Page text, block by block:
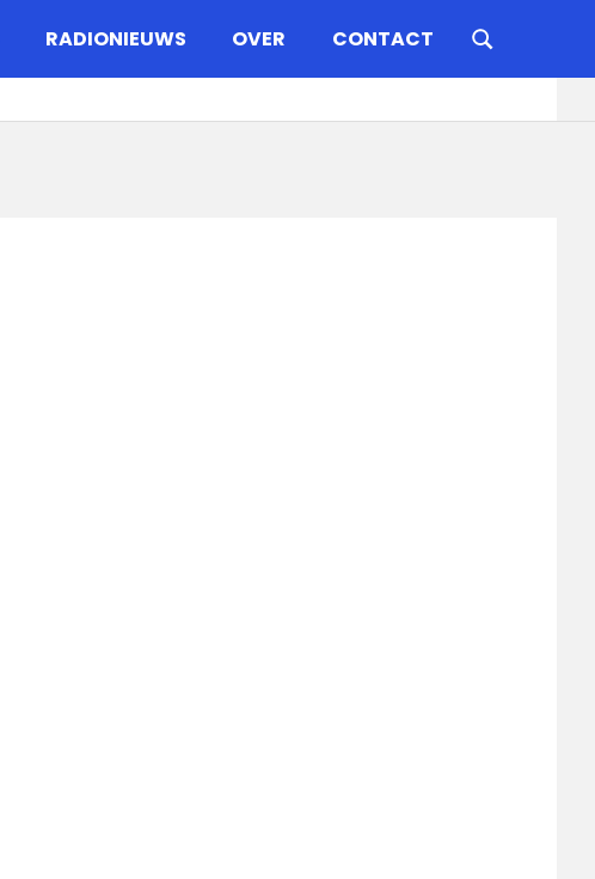
RADIONIEUWS OVER CONTACT